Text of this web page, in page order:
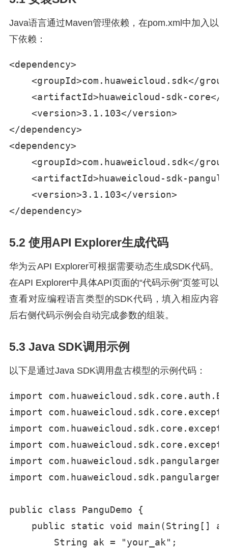
Java语言通过Maven管理依赖，在pom.xml中加入以
下依赖：
<dependency>
<groupId>com.huaweicloud.sdk</
<artifactId>huaweicloud-sdk-core</
    <version>3.1.103</version>
</dependency>
<dependency>
<groupId>com.huaweicloud.sdk</
<artifactId>huaweicloud-sdk-
    <version>3.1.103</version>
</dependency>
5.2 使用API Explorer生成代码
华为云API Explorer可根据需要动态生成SDK代码。
在API Explorer中具体API页面的“代码示例”页签可以
查看对应编程语言类型的SDK代码，填入相应内容
后右侧代码示例会自动完成参数的组装。
5.3 Java SDK调用示例
以下是通过Java SDK调用盘古模型的示例代码：
import
import
import
import
import
import
public class PanguDemo {
public static void main(String[]
        String ak = "your_ak";